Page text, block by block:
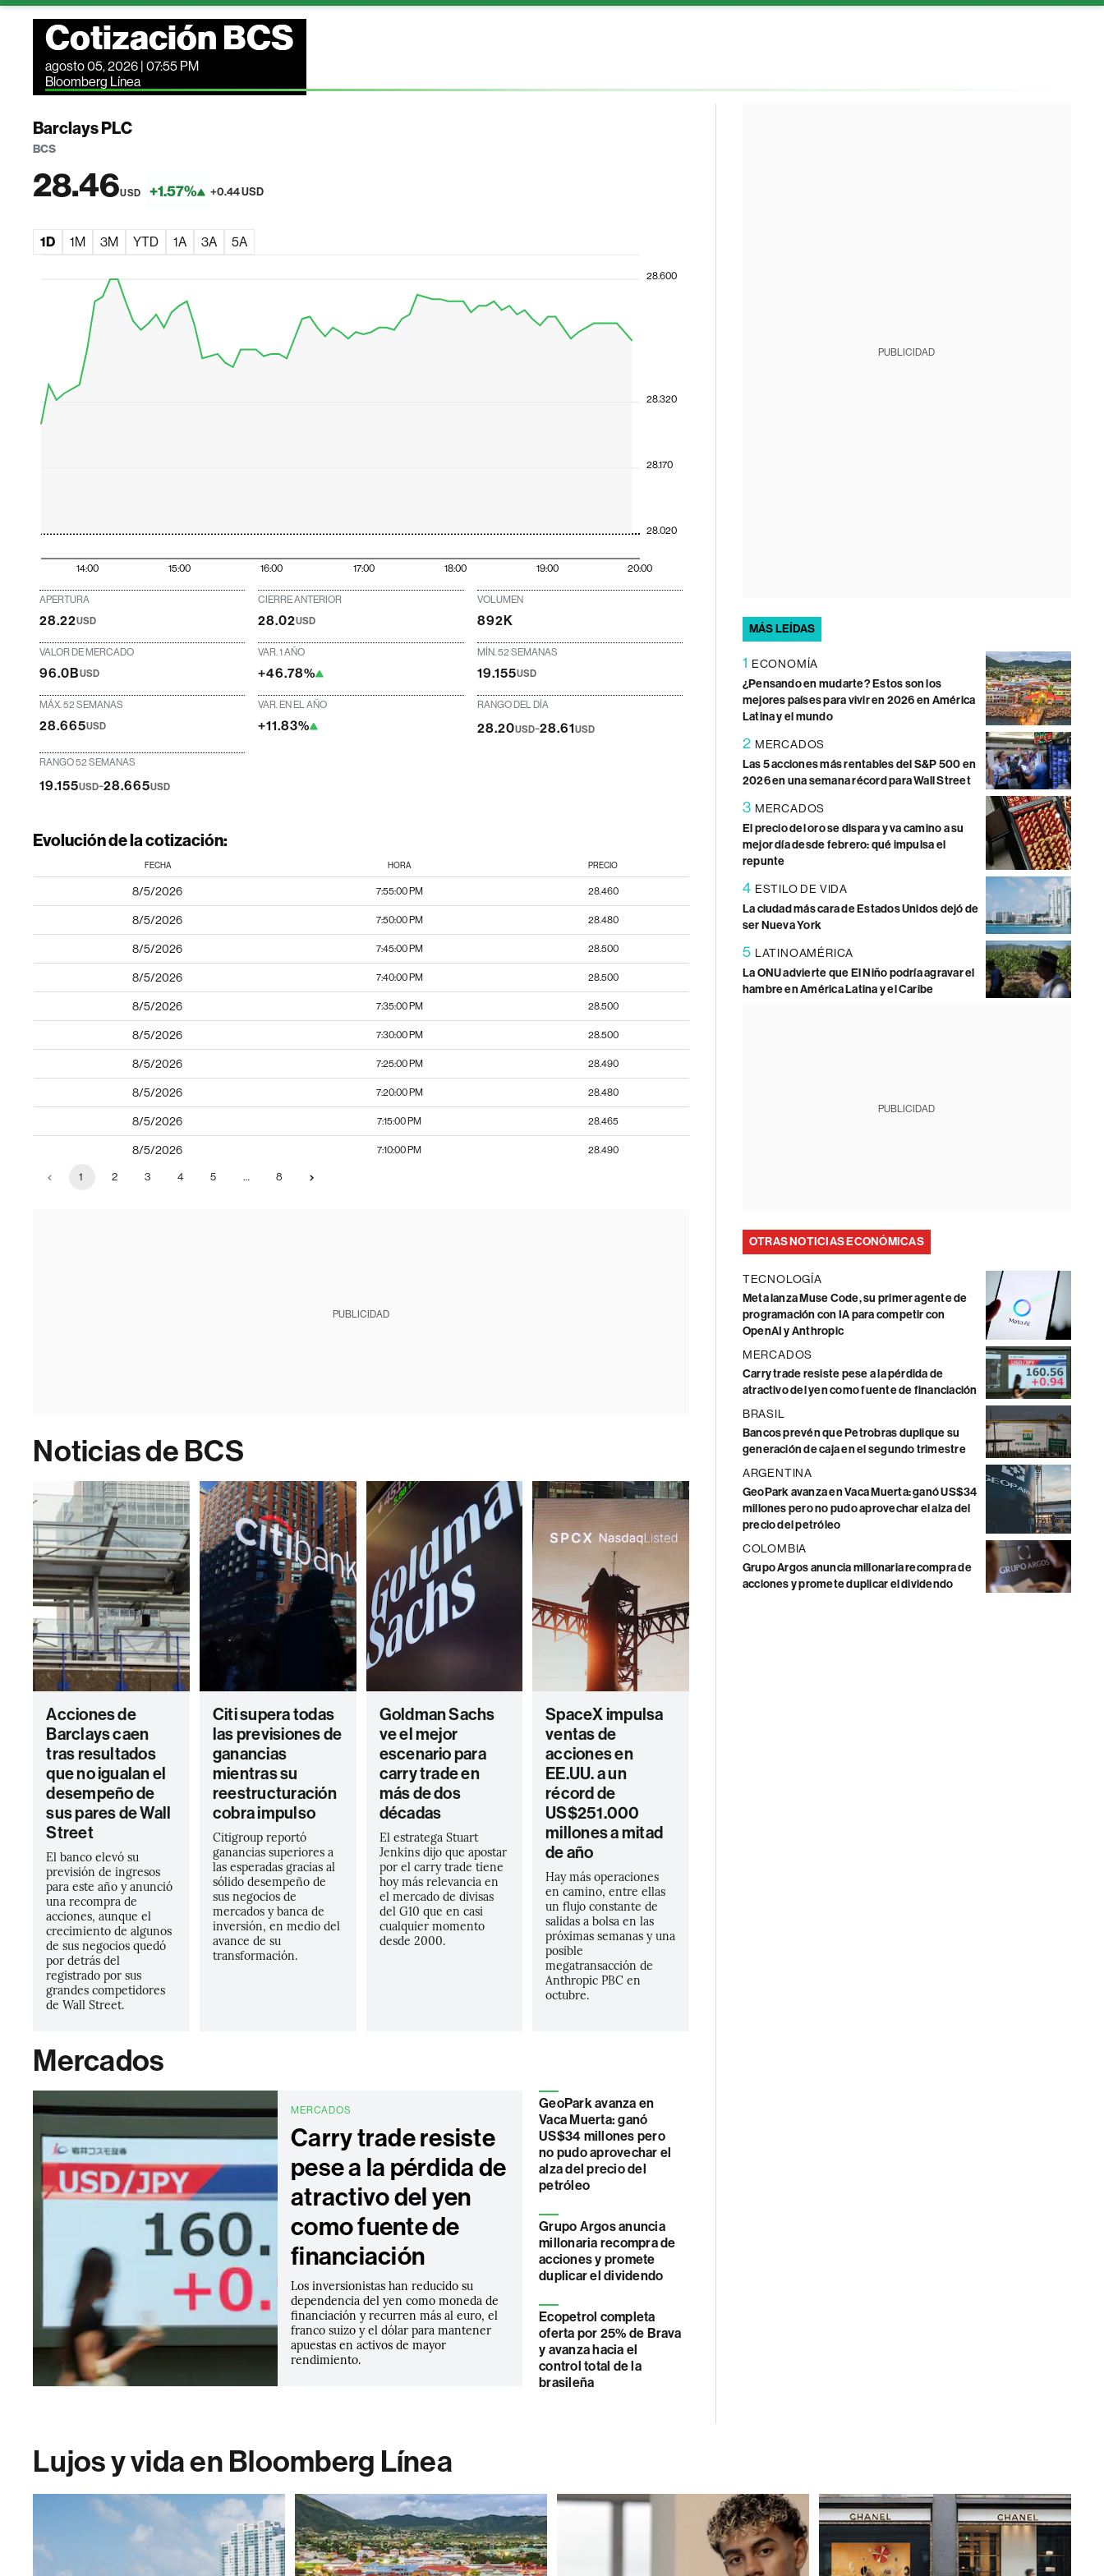
Cotización BCS
agosto 05, 2026 | 07:55 PM
Bloomberg Línea
Barclays PLC
BCS
28.46USD +1.57% +0.44 USD
1D 1M 3M YTD 1A 3A 5A
14:00 15:00 16:00 17:00 18:00 19:00 20:00
28.020
28.170
28.320
28.600
APERTURA
28.22USD
CIERRE ANTERIOR
28.02USD
VOLUMEN
892K
VALOR DE MERCADO
96.0BUSD
VAR. 1 AÑO
+46.78%
MÍN. 52 SEMANAS
19.155USD
MÁX. 52 SEMANAS
28.665USD
VAR. EN EL AÑO
+11.83%
RANGO DEL DÍA
28.20USD-28.61USD
RANGO 52 SEMANAS
19.155USD-28.665USD
Evolución de la cotización:
FECHA HORA PRECIO
8/5/2026 7:55:00 PM 28.460
8/5/2026 7:50:00 PM 28.480
8/5/2026 7:45:00 PM 28.500
8/5/2026 7:40:00 PM 28.500
8/5/2026 7:35:00 PM 28.500
8/5/2026 7:30:00 PM 28.500
8/5/2026 7:25:00 PM 28.490
8/5/2026 7:20:00 PM 28.480
8/5/2026 7:15:00 PM 28.465
8/5/2026 7:10:00 PM 28.490
1 2 3 4 5 … 8
PUBLICIDAD
Noticias de BCS
Acciones de
Barclays caen
tras resultados
que no igualan el
desempeño de
sus pares de Wall
Street
El banco elevó su
previsión de ingresos
para este año y anunció
una recompra de
acciones, aunque el
crecimiento de algunos
de sus negocios quedó
por detrás del
registrado por sus
grandes competidores
de Wall Street.
Citi supera todas
las previsiones de
ganancias
mientras su
reestructuración
cobra impulso
Citigroup reportó
ganancias superiores a
las esperadas gracias al
sólido desempeño de
sus negocios de
mercados y banca de
inversión, en medio del
avance de su
transformación.
Goldman Sachs
ve el mejor
escenario para
carry trade en
más de dos
décadas
El estratega Stuart
Jenkins dijo que apostar
por el carry trade tiene
hoy más relevancia en
el mercado de divisas
del G10 que en casi
cualquier momento
desde 2000.
SpaceX impulsa
ventas de
acciones en
EE.UU. a un
récord de
US$251.000
millones a mitad
de año
Hay más operaciones
en camino, entre ellas
un flujo constante de
salidas a bolsa en las
próximas semanas y una
posible
megatransacción de
Anthropic PBC en
octubre.
Mercados
MERCADOS
Carry trade resiste
pese a la pérdida de
atractivo del yen
como fuente de
financiación
Los inversionistas han reducido su
dependencia del yen como moneda de
financiación y recurren más al euro, el
franco suizo y el dólar para mantener
apuestas en activos de mayor
rendimiento.
GeoPark avanza en
Vaca Muerta: ganó
US$34 millones pero
no pudo aprovechar el
alza del precio del
petróleo
Grupo Argos anuncia
millonaria recompra de
acciones y promete
duplicar el dividendo
Ecopetrol completa
oferta por 25% de Brava
y avanza hacia el
control total de la
brasileña
PUBLICIDAD
MÁS LEÍDAS
1 ECONOMÍA
¿Pensando en mudarte? Estos son los
mejores países para vivir en 2026 en América
Latina y el mundo
2 MERCADOS
Las 5 acciones más rentables del S&P 500 en
2026 en una semana récord para Wall Street
3 MERCADOS
El precio del oro se dispara y va camino a su
mejor día desde febrero: qué impulsa el
repunte
4 ESTILO DE VIDA
La ciudad más cara de Estados Unidos dejó de
ser Nueva York
5 LATINOAMÉRICA
La ONU advierte que El Niño podría agravar el
hambre en América Latina y el Caribe
PUBLICIDAD
OTRAS NOTICIAS ECONÓMICAS
TECNOLOGÍA
Meta lanza Muse Code, su primer agente de
programación con IA para competir con
OpenAI y Anthropic
MERCADOS
Carry trade resiste pese a la pérdida de
atractivo del yen como fuente de financiación
BRASIL
Bancos prevén que Petrobras duplique su
generación de caja en el segundo trimestre
ARGENTINA
GeoPark avanza en Vaca Muerta: ganó US$34
millones pero no pudo aprovechar el alza del
precio del petróleo
COLOMBIA
Grupo Argos anuncia millonaria recompra de
acciones y promete duplicar el dividendo
Lujos y vida en Bloomberg Línea